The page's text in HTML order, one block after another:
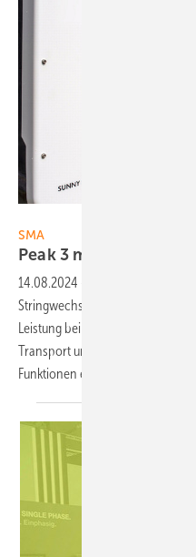
SMA
Peak 3 mi t neuen
14.08.2024
Stringwechselrichter mit hoher
Leistung bei gleichzeitig nur 98
Transport und Installation. In
Funktionen erweitert: Sunny